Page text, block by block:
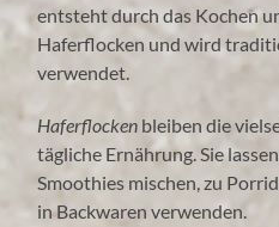
entsteht durch das Kochen
Haferflocken und wird
verwendet.
Haferflocken bleiben die
tägliche Ernährung. Sie
Smoothies mischen, zu
in Backwaren verwenden.